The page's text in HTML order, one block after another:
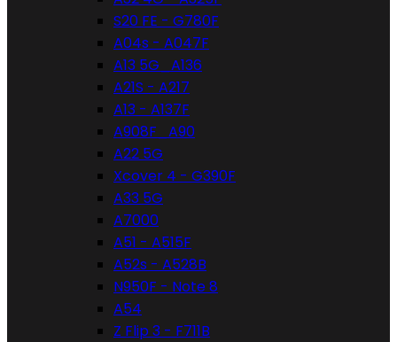
S20 FE - G780F
A04s - A047F
A13 5G_A136
A21S - A217
A13 - A137F
A908F_A90
A22 5G
Xcover 4 - G390F
A33 5G
A7000
A51 - A515F
A52s - A528B
N950F - Note 8
A54
Z Flip 3 - F711B